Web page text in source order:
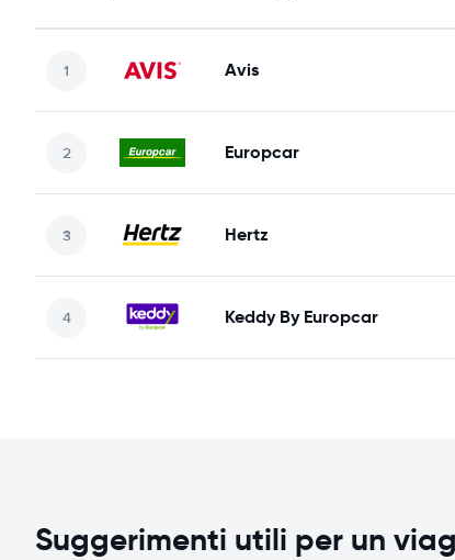
Avis
Europcar
Hertz
Keddy By Europcar
Suggerimenti utili per un